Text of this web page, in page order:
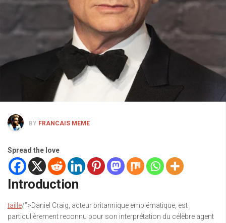
BY FRANCAIS MEME
Spread the love
Introduction
taille/”>Daniel Craig, acteur britannique emblématique, est
particulièrement reconnu pour son interprétation du célèbre agent